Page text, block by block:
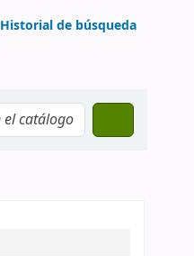
Historial de búsqueda